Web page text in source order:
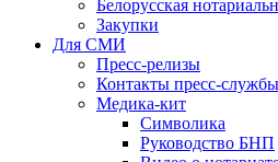
Белорусская
Закупки
Для СМИ
Пресс-релизы
Контакты пресс-службы
Медика-кит
Символика
Руководство БНП